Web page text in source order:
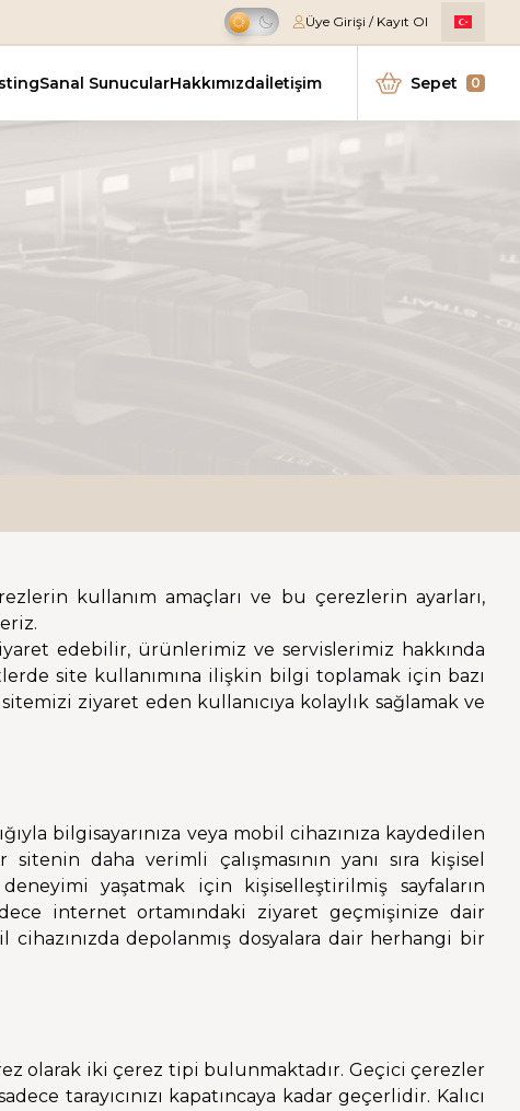
Üye Girişi / Kayıt Ol
Sanal SunucularHakkımızdaİletişim Sepet 0
kullanım amaçları ve bu çerezlerin ayarları,
edebilir, ürünlerimiz ve servislerimiz hakkında
site kullanımına ilişkin bilgi toplamak için bazı
ziyaret eden kullanıcıya kolaylık sağlamak ve
bilgisayarınıza veya mobil cihazınıza kaydedilen
daha verimli çalışmasının yanı sıra kişisel
yaşatmak için kişiselleştirilmiş sayfaların
internet ortamındaki ziyaret geçmişinize dair
depolanmış dosyalara dair herhangi bir
olarak iki çerez tipi bulunmaktadır. Geçici çerezler
tarayıcınızı kapatıncaya kadar geçerlidir. Kalıcı